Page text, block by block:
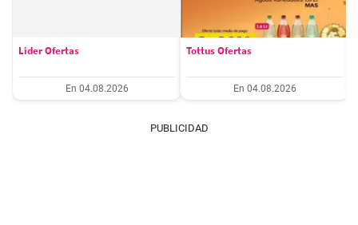
Lider Ofertas
En 04.08.2026
Tottus Ofertas
En 04.08.2026
PUBLICIDAD